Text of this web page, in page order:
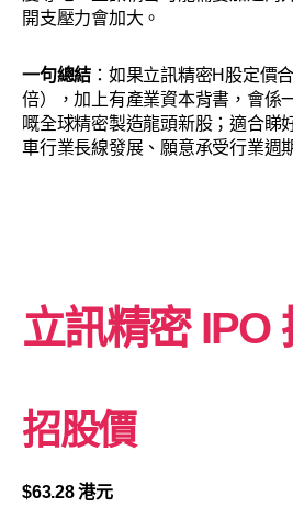
開支壓力會加大。
一句總結 ：如果立訊精密H股定價
倍），加上有產業資本背書，會係
嘅全球精密製造龍頭新股；適合睇
車行業長線發展、願意承受行業週
立訊精密IPO
招股價
$63.28 港元